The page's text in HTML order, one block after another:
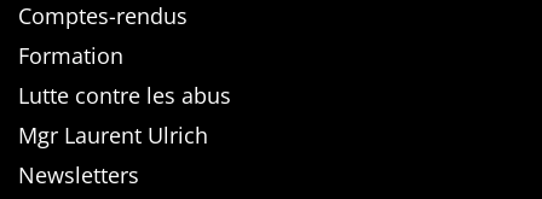
Comptes-rendus
Formation
Lutte contre les abus
Mgr Laurent Ulrich
Newsletters